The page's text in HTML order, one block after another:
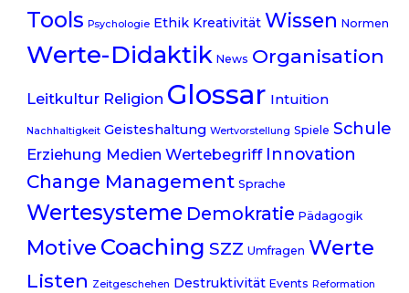
Tools Psychologie Ethik Kreativität Wissen Normen
Werte-Didaktik News Organisation
Leitkultur Religion Glossar Intuition
Nachhaltigkeit Geisteshaltung Wertvorstellung Spiele Schule
Erziehung Medien Wertebegriff Innovation
Change Management Sprache
Wertesysteme Demokratie Pädagogik
Motive Coaching SZZ Umfragen Werte
Listen Zeitgeschehen Destruktivität Events Reformation